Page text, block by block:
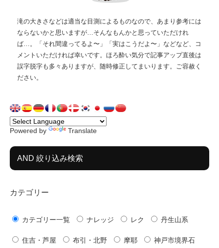
滝の大きさなどは適当な目測によるものなので、あまり参考には
ならないかと思いますが…そんなもんかと思っていただけれ
ば…。「それ間違ってるよ〜」「実はこうだよ〜」などなど、コ
メントいただければ幸いです。ほろ酔い気分で記事アップ直後は
誤字脱字も多々ありますが、随時修正してまいります。ご容赦く
ださい。
Powered by Translate
AND 絞り込み検索
カテゴリー
カテゴリー一覧 ナレッジ レク 丹生山系
住吉・芦屋 布引・北野 摩耶 神戸市境界石